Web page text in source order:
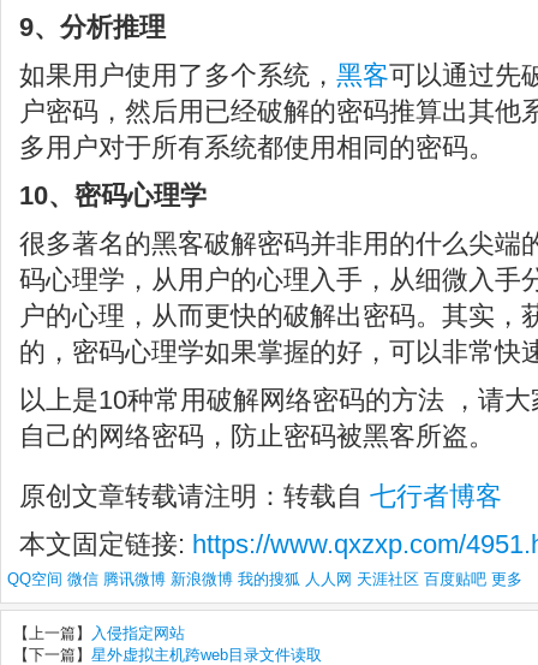
9、分析推理
如果用户使用了多个系统， 黑客可以通过先
户密码，然后用已经破解的密码推算出其他
多用户对于所有系统都使用相同的密码。
10、密码心理学
很多著名的黑客破解密码并非用的什么尖端
码心理学，从用户的心理入手，从细微入手
户的心理，从而更快的破解出密码。其实，
的，密码心理学如果掌握的好，可以非常快
以上是10种常用破解网络密码的方法 ，请
自己的网络密码，防止密码被黑客所盗。
原创文章转载请注明：转载自 七行者博客
本文固定链接: https://www.qxzxp.com/
QQ空间 微信 腾讯微博 新浪微博 我的搜狐 人人网 天涯社区 百度贴吧 更多
【上一篇】
入侵指定网站
【下一篇】 星外虚拟主机跨web目录文件读取